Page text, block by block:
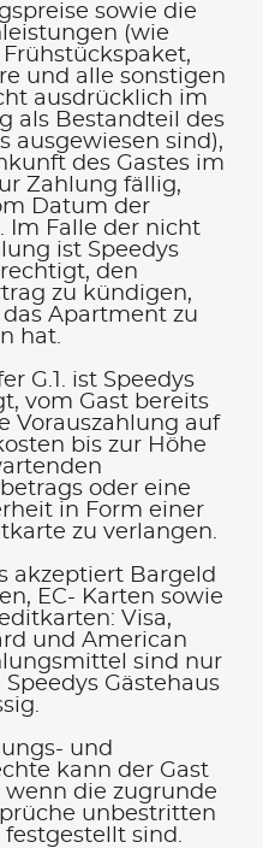
sowie die
(wie
und alle sonstigen
ausdrücklich im
als Bestandteil des
ausgewiesen sind),
des Gastes im
Zahlung fällig,
Datum der
Im Falle der nicht
ist Speedys
den
zu kündigen,
Apartment zu
hat.
G.1. ist Speedys
vom Gast bereits
Vorauszahlung auf
bis zur Höhe
oder eine
in Form einer
zu verlangen.
akzeptiert Bargeld
EC- Karten sowie
Visa,
und American
sind nur
Gästehaus
und
kann der Gast
die zugrunde
unbestritten
sind.